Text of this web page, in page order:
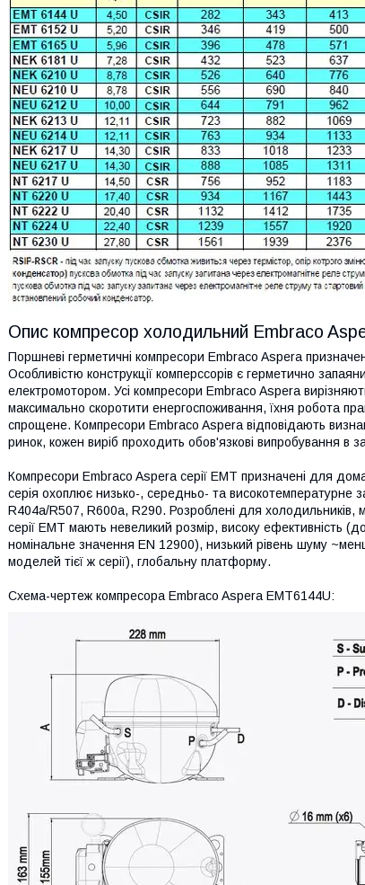
Опис компресор холодильний Embraco
Поршневі герметичні компресори Embraco Aspera
Особливістю конструкції комперссорів є герметично
електромотором. Усі компресори Embraco Aspera
максимально скоротити енергоспоживання, їхня робота
спрощене. Компресори Embraco Aspera відповідають
ринок, кожен виріб проходить обов'язкові випробування в
Компресори Embraco Aspera серії EMT призначені для
серія охоплює низько-, середньо- та
R404a/R507, R600a, R290. Розроблені для холодильників,
серії EMT мають невеликий розмір, високу
номінальне значення EN 12900), низький рівень шуму
моделей тієї ж серії), глобальну платформу.
Схема-чертеж компресора Embraco Aspera EMT6144U: